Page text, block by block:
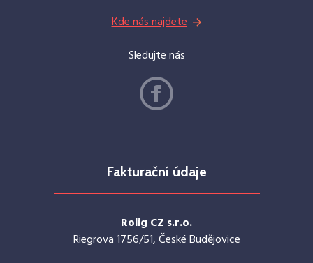
Kde nás najdete
Sledujte nás
Fakturační údaje
Rolig CZ s.r.o.
Riegrova 1756/51, České Budějovice